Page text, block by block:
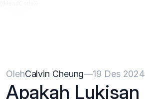
OlehCalvin Cheung—19 Des 2024
Apakah Lukisan